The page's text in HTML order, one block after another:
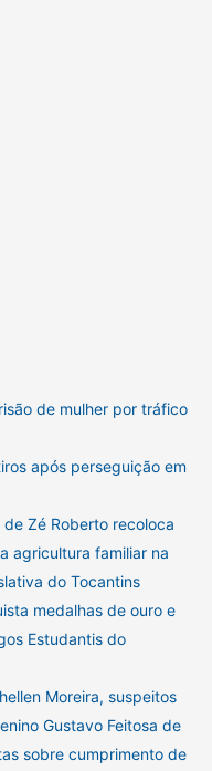
de mulher por tráfico
após perseguição em
Zé Roberto recoloca
agricultura familiar na
do Tocantins
medalhas de ouro e
Estudantis do
Moreira, suspeitos
Gustavo Feitosa de
sobre cumprimento de